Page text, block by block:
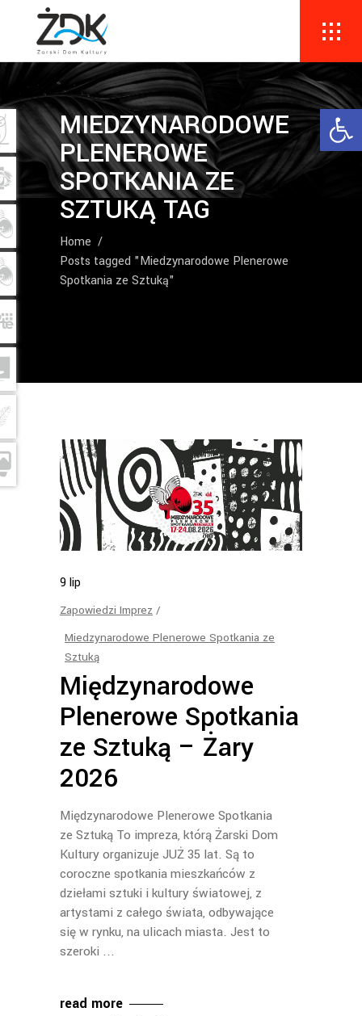
MIEDZYNARODOWE
PLENEROWE
SPOTKANIA ZE
SZTUKĄ TAG
Home /
Posts tagged "Miedzynarodowe Plenerowe
Spotkania ze Sztuką"
9lip
Zapowiedzi Imprez
Miedzynarodowe Plenerowe Spotkania ze
Sztuką
Międzynarodowe
Plenerowe Spotkania
ze Sztuką – Żary
2026
Międzynarodowe Plenerowe Spotkania
ze Sztuką To impreza, którą Żarski Dom
Kultury organizuje JUŻ 35 lat. Są to
coroczne spotkania mieszkańców z
dziełami sztuki i kultury światowej, z
artystami z całego świata, odbywające
się w rynku, na ulicach miasta. Jest to
szeroki
read more